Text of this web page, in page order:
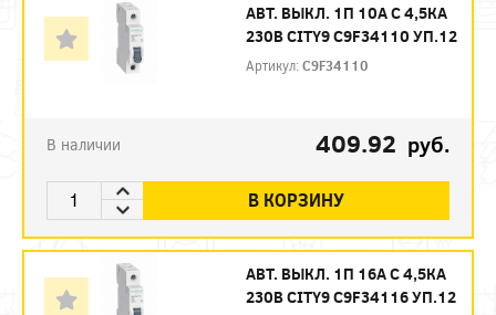
АВТ. ВЫКЛ. 1П 10А С 4,5КА
230В CITY9 C9F34110 УП.12
Артикул:C9F34110
В наличии 409.92 руб.
В КОРЗИНУ
АВТ. ВЫКЛ. 1П 16А С 4,5КА
230В CITY9 C9F34116 УП.12